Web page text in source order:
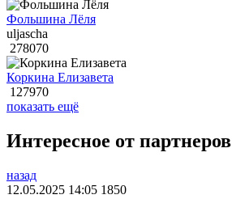
Фольшина Лёля
uljascha
278070
Коркина Елизавета
127970
показать ещё
Интересное от партнеров
назад
12.05.2025 14:05 1850